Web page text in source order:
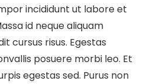
incididunt ut labore et
id neque aliquam
cursus risus. Egestas
posuere morbi leo. Et
egestas sed. Purus non